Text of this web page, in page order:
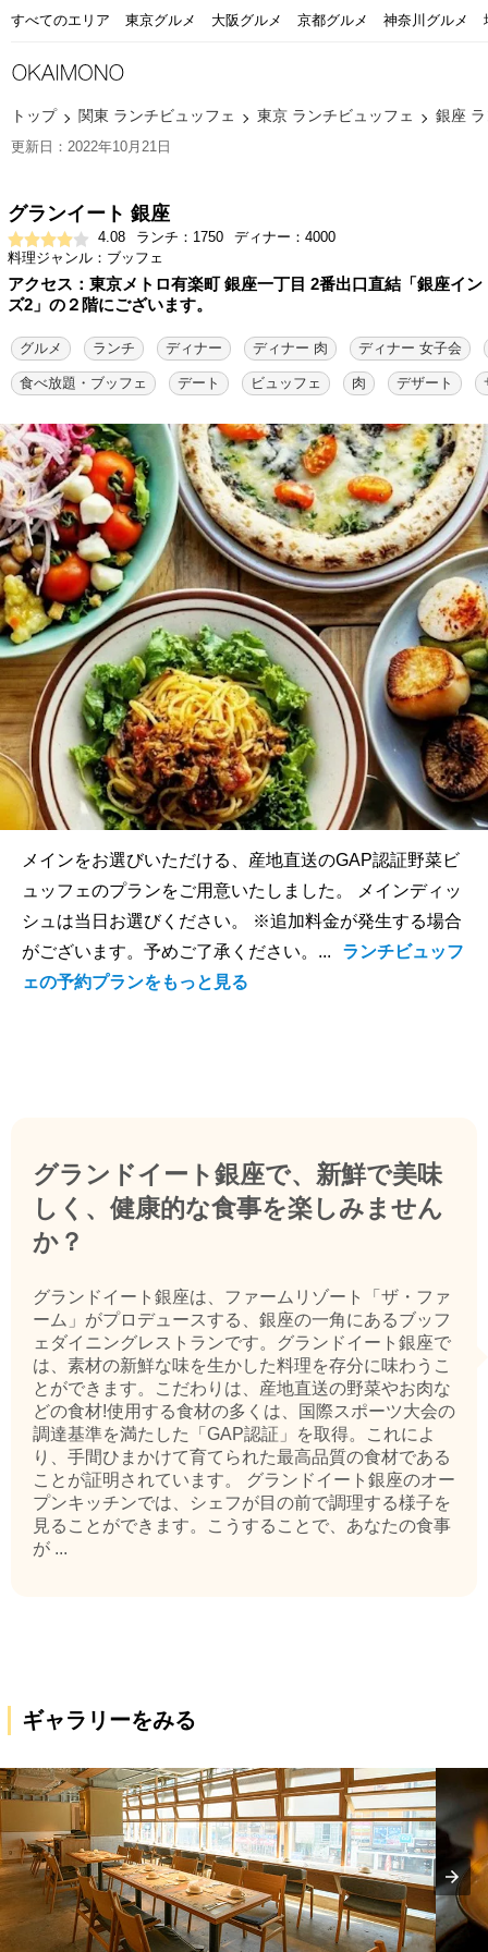
すべてのエリア 東京グルメ 大阪グルメ 京都グルメ 神奈川グルメ
トップ 関東 ランチビュッフェ 東京 ランチビュッフェ 銀座
更新日：2022年10月21日
グランイート 銀座
4.08 ランチ：1750
ディナー：4000
料理ジャンル：ブッフェ
アクセス：東京メトロ有楽町 銀座一丁目 2番出口直結「銀座イン
ズ2」の２階にございます。
グルメ ランチ ディナー ディナー 肉 ディナー 女子会
食べ放題・ブッフェ デート ビュッフェ 肉 デザート
メインをお選びいただける、産地直送のGAP認証野菜ビ
ュッフェのプランをご用意いたしました。 メインディッ
シュは当日お選びください。 ※追加料金が発生する場合
がございます。予めご了承ください。...
ランチビュッフ
ェの予約プランをもっと見る
グランドイート銀座で、新鮮で美味
しく、健康的な食事を楽しみません
か？
グランドイート銀座は、ファームリゾート「ザ・ファ
ーム」がプロデュースする、銀座の一角にあるブッフ
ェダイニングレストランです。グランドイート銀座で
は、素材の新鮮な味を生かした料理を存分に味わうこ
とができます。こだわりは、産地直送の野菜やお肉な
どの食材!使用する食材の多くは、国際スポーツ大会の
調達基準を満たした「GAP認証」を取得。これによ
り、手間ひまかけて育てられた最高品質の食材である
ことが証明されています。 グランドイート銀座のオー
プンキッチンでは、シェフが目の前で調理する様子を
見ることができます。こうすることで、あなたの食事
が ...
ギャラリーをみる